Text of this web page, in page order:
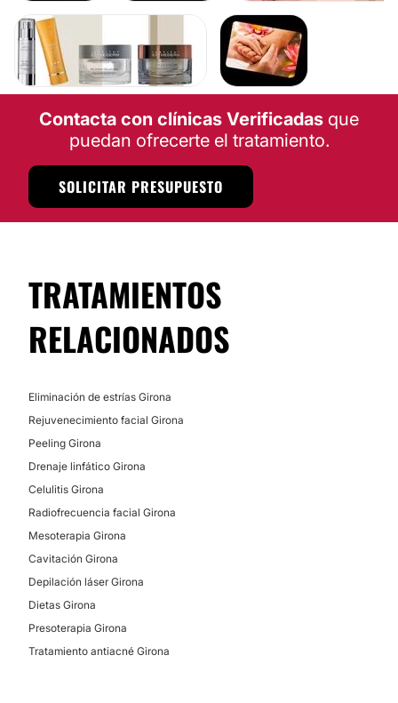
Contacta con clínicas Verificadas que
puedan ofrecerte el tratamiento.
SOLICITAR PRESUPUESTO
TRATAMIENTOS
RELACIONADOS
Eliminación de estrías Girona
Rejuvenecimiento facial Girona
Peeling Girona
Drenaje linfático Girona
Celulitis Girona
Radiofrecuencia facial Girona
Mesoterapia Girona
Cavitación Girona
Depilación láser Girona
Dietas Girona
Presoterapia Girona
Tratamiento antiacné Girona